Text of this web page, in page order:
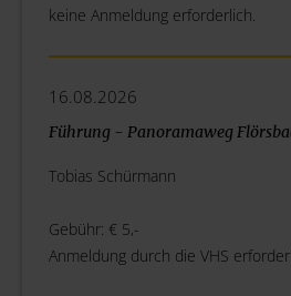
keine Anmeldung erforderlich.
16.08.2026
Führung - Panoramaweg
Tobias Schürmann
Gebühr: € 5,-
Anmeldung durch die VHS